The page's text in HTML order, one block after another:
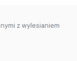
z wylesianiem